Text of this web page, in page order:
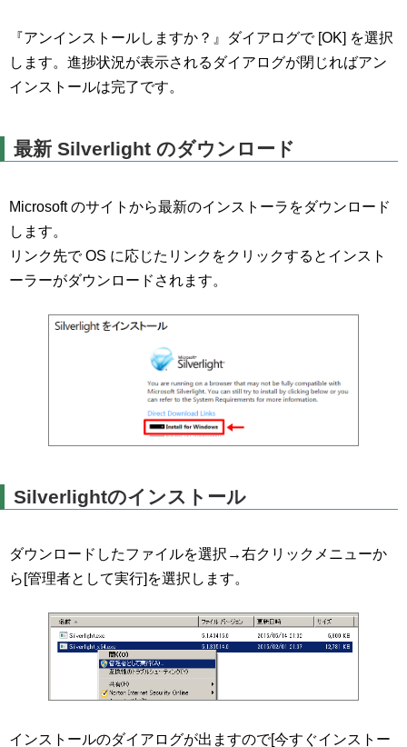
『アンインストールしますか？』ダイアログで [OK] を選択
します。進捗状況が表示されるダイアログが閉じればアン
インストールは完了です。
最新 Silverlight のダウンロード
Microsoft のサイトから最新のインストーラをダウンロード
します。
リンク先で OS に応じたリンクをクリックするとインスト
ーラーがダウンロードされます。
Silverlightのインストール
ダウンロードしたファイルを選択→右クリックメニューか
ら[管理者として実行]を選択します。
インストールのダイアログが出ますので[今すぐインストー